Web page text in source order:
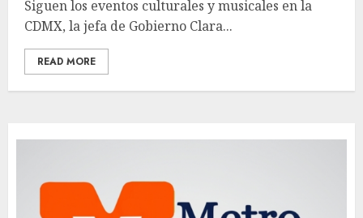
Siguen los eventos culturales y musicales en la
CDMX, la jefa de Gobierno Clara...
READ MORE